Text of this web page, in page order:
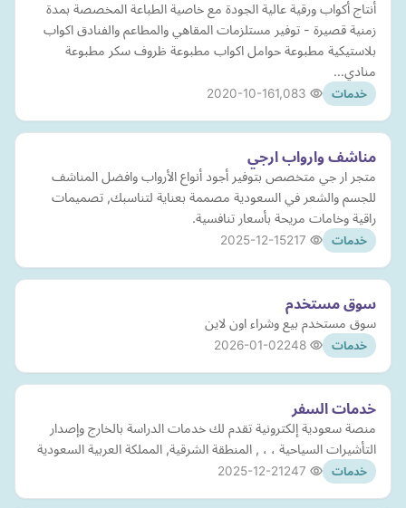
أنتاج أكواب ورقية عالية الجودة مع خاصية الطباعة المخصصة بمدة
زمنية قصيرة - توفير مستلزمات المقاهي والمطاعم والفنادق اكواب
بلاستيكية مطبوعة حوامل اكواب مطبوعة ظروف سكر مطبوعة
منادي…
خدمات 2020-10-16
مناشف وارواب ارجي
متجر ار جي متخصص بتوفير أجود أنواع الأرواب وافضل المناشف
للجسم والشعر في السعودية مصممة بعناية لتناسبك, تصميمات
راقية وخامات مريحة بأسعار تنافسية.
خدمات 2025-12-15
سوق مستخدم
سوق مستخدم بيع وشراء اون لاين
خدمات 2026-01-02
خدمات السفر
منصة سعودية إلكترونية تقدم لك خدمات الدراسة بالخارج وإصدار
التأشيرات السياحية ، ، , المنطقة الشرقية, المملكة العربية السعودية
خدمات 2025-12-21